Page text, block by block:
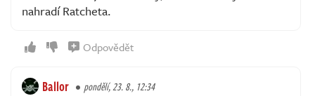
nahradí Ratcheta.
Odpovědět
Ballor pondělí, 23. 8., 12:34